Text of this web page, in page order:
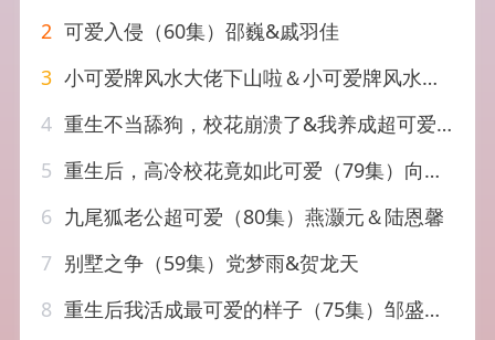
2 可爱入侵（60集）邵巍&戚羽佳
3 小可爱牌风水大佬下山啦＆小可爱牌风水锦鲤下山啦（76集）张力壬＆阮思瑶
4 重生不当舔狗，校花崩溃了&我养成超可爱女友后，校花急哭了（71集）李海潞＆贾砚秋
5 重生后，高冷校花竟如此可爱（79集）向帅＆章凱玥
6 九尾狐老公超可爱（80集）燕灏元＆陆恩馨
7 别墅之争（59集）党梦雨&贺龙天
8 重生后我活成最可爱的样子（75集）邹盛文＆李欣怡